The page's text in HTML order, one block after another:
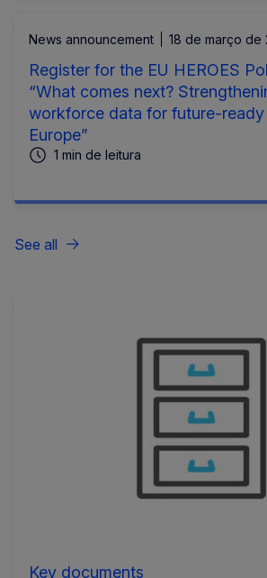
News announcement 18 de março de
Register for the EU HEROES
“What comes next?
workforce data for future-ready
Europe”
1 min de leitura
See all
Key documents